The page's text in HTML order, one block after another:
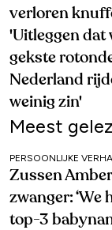
verloren
'Uitleggen dat
gekste
Nederland
weinig zin'
Meest
PERSOONLIJKE
Zussen
zwanger: ‘We
top-3